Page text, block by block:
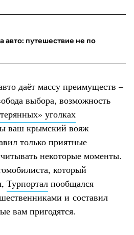
авто: путешествие не по
даёт массу преимуществ –
выбора, возможность
уголках
ваш крымский вояж
только приятные
некоторые моменты.
который
Турпортал пообщался
и составил
вам пригодятся.